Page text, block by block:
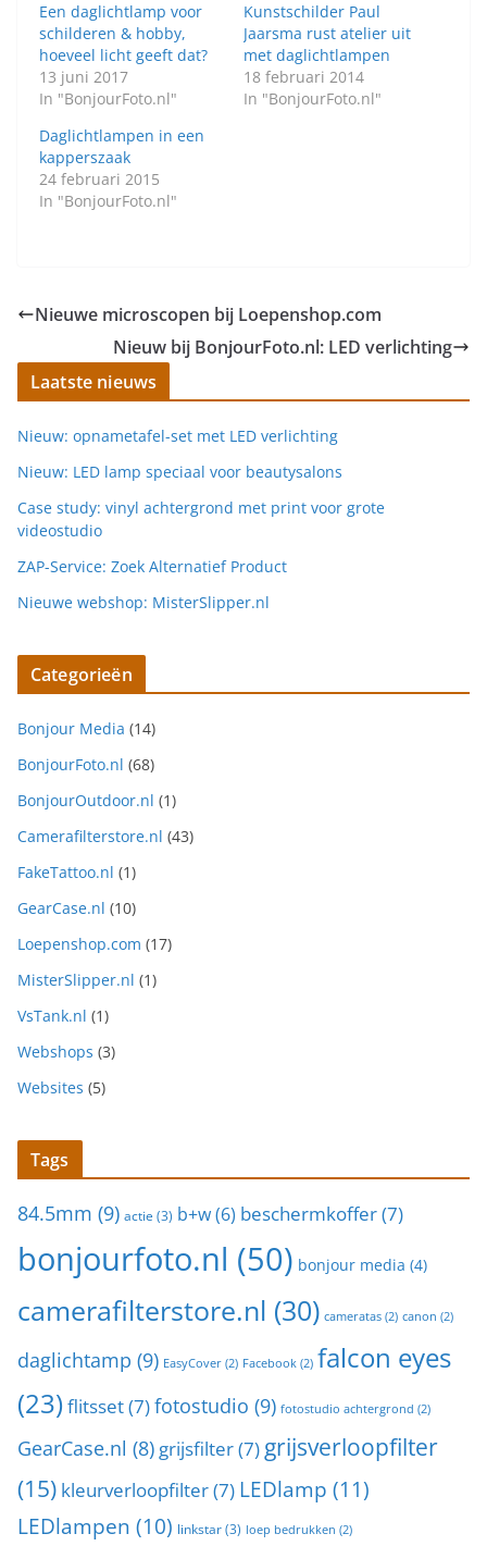
Een daglichtlamp voor
schilderen & hobby,
hoeveel licht geeft dat?
13 juni 2017
In "BonjourFoto.nl"
Kunstschilder Paul
Jaarsma rust atelier uit
met daglichtlampen
18 februari 2014
In "BonjourFoto.nl"
Daglichtlampen in een
kapperszaak
24 februari 2015
In "BonjourFoto.nl"
Nieuwe microscopen bij Loepenshop.com
Nieuw bij BonjourFoto.nl: LED verlichting
Laatste nieuws
Nieuw: opnametafel-set met LED verlichting
Nieuw: LED lamp speciaal voor beautysalons
Case study: vinyl achtergrond met print voor grote
videostudio
ZAP-Service: Zoek Alternatief Product
Nieuwe webshop: MisterSlipper.nl
Categorieën
Bonjour Media (14)
BonjourFoto.nl (68)
BonjourOutdoor.nl (1)
Camerafilterstore.nl (43)
FakeTattoo.nl (1)
GearCase.nl (10)
Loepenshop.com (17)
MisterSlipper.nl (1)
VsTank.nl (1)
Webshops (3)
Websites (5)
Tags
84.5mm (9) actie (3) b+w(6) beschermkoffer(7)
bonjourfoto.nl (50) bonjour media (4)
camerafilterstore.nl (30) cameratas (2) canon (2)
daglichtamp (9) EasyCover (2) Facebook (2) falcon eyes
(23)flitsset(7)fotostudio (9) fotostudio achtergrond (2)
GearCase.nl (8) grijsfilter(7) grijsverloopfilter
(15) kleurverloopfilter(7) LEDlamp (11)
LEDlampen (10) linkstar(3) loep bedrukken (2)